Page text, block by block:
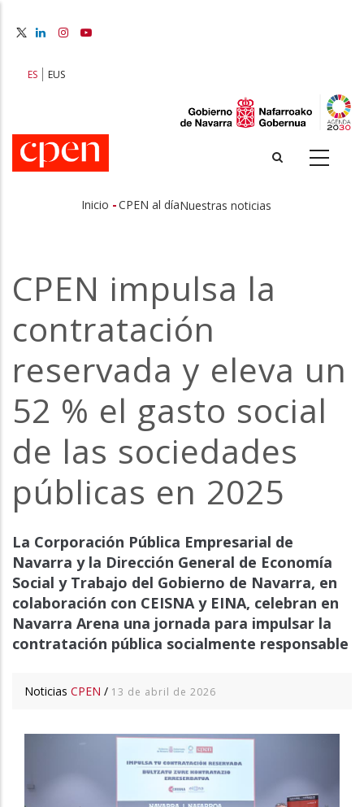
principal
ES EUS
de
ayuda
la
navegación
Inicio -CPEN al díaNuestras noticias
CPEN impulsa la
contratación
reservada y eleva un
52 % el gasto social
de las sociedades
públicas en 2025
La Corporación Pública Empresarial de
Navarra y la Dirección General de Economía
Social y Trabajo del Gobierno de Navarra, en
colaboración con CEISNA y EINA, celebran en
Navarra Arena una jornada para impulsar la
contratación pública socialmente responsable
Noticias CPEN / 13 de abril de 2026